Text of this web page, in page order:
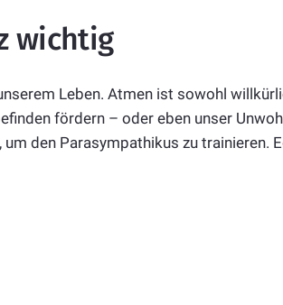
wichtig
Leben. Atmen ist sowohl
fördern – oder eben unser
den Parasympathikus zu trainieren.